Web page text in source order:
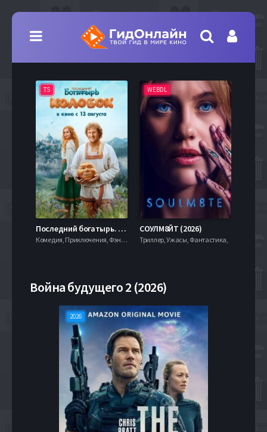
TS
Последний богатырь. Колобок (2026)
Комедия, Приключения, Фэнтези,
WEBDL
СОУЛМ8ЙТ (2026)
Триллер, Ужасы, Фантастика,
Война будущего 2 (2026)
2026